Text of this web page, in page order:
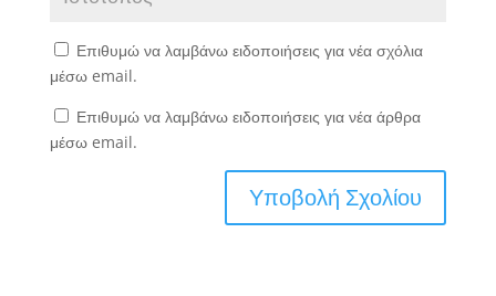
Επιθυμώ να λαμβάνω ειδοποιήσεις για νέα σχόλια
μέσω email.
Επιθυμώ να λαμβάνω ειδοποιήσεις για νέα άρθρα
μέσω email.